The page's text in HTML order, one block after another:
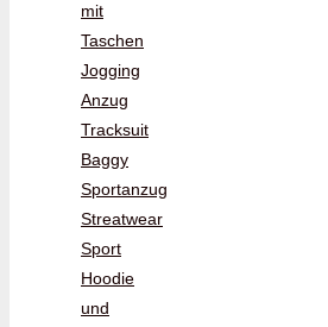
mit
Taschen
Jogging
Anzug
Tracksuit
Baggy
Sportanzug
Streatwear
Sport
Hoodie
und